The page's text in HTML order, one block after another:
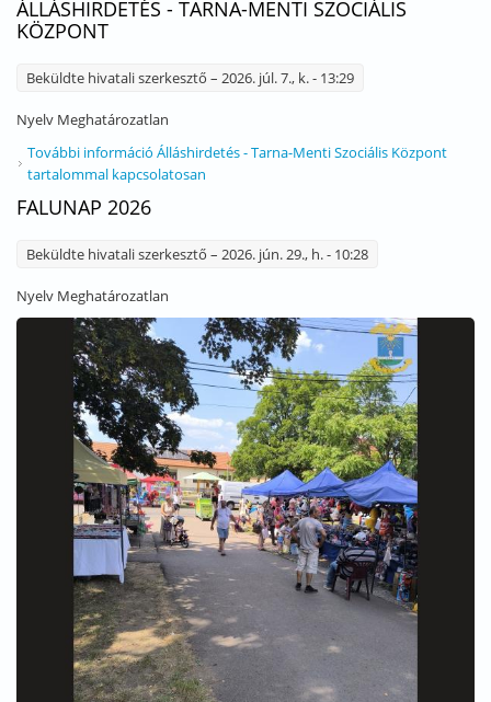
ÁLLÁSHIRDETÉS - TARNA-MENTI SZOCIÁLIS
KÖZPONT
Beküldte hivatali szerkesztő – 2026. júl. 7., k. - 13:29
Nyelv Meghatározatlan
További információ Álláshirdetés - Tarna-Menti Szociális Központ
tartalommal kapcsolatosan
FALUNAP 2026
Beküldte hivatali szerkesztő – 2026. jún. 29., h. - 10:28
Nyelv Meghatározatlan